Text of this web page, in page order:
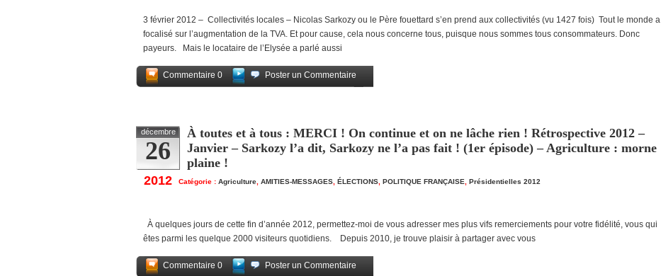
3 février 2012 – Collectivités locales – Nicolas Sarkozy ou le Père fouettard s’en prend aux collectivités (vu 1427 fois) Tout le monde a
focalisé sur l’augmentation de la TVA. Et pour cause, cela nous concerne tous, puisque nous sommes tous consommateurs. Donc
payeurs. Mais le locataire de l’Elysée a parlé aussi
Commentaire 0
Poster un Commentaire
décembre
26
2012
À toutes et à tous : MERCI ! On continue et on ne lâche rien ! Rétrospective 2012 –
Janvier – Sarkozy l’a dit, Sarkozy ne l’a pas fait ! (1er épisode) – Agriculture : morne
plaine !
Catégorie : Agriculture AMITIES-MESSAGES ÉLECTIONS POLITIQUE FRANÇAISE Présidentielles 2012
À quelques jours de cette fin d’année 2012, permettez-moi de vous adresser mes plus vifs remerciements pour votre fidélité, vous qui
êtes parmi les quelque 2000 visiteurs quotidiens. Depuis 2010, je trouve plaisir à partager avec vous
Commentaire 0
Poster un Commentaire